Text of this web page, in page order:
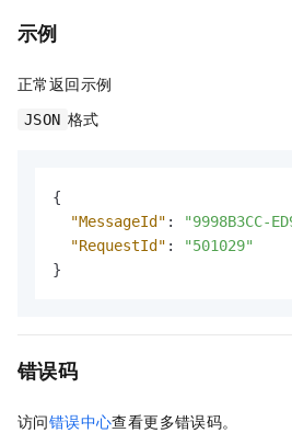
示例
正常返回示例
JSON 格式
{
"MessageId" :
"9998B3CC-
"RequestId" :
"501029"
}
错误码
访问错误中心查看更多错误码。